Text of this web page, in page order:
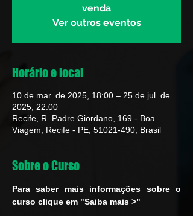
venda
Ver outros eventos
Horário e local
10 de mar. de 2025, 18:00 – 25 de jul. de
2025, 22:00
Recife, R. Padre Giordano, 169 - Boa
Viagem, Recife - PE, 51021-490, Brasil
Sobre o Curso
Para saber mais informações sobre o
curso clique em "Saiba mais >"